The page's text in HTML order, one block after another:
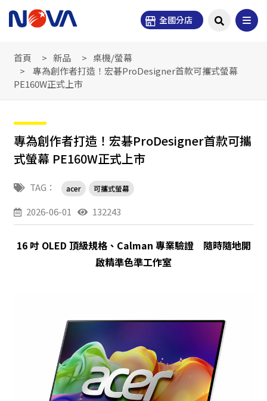
全國分店
首頁 新品
桌機/螢幕
專為創作者打造！宏碁ProDesigner首款可攜式螢幕
PE160W正式上市
專為創作者打造！宏碁ProDesigner首款可攜
式螢幕 PE160W正式上市
TAG： acer 可攜式螢幕
2026-06-01 132243
16 吋 OLED 頂級規格、Calman 專業驗證 隨時隨地開
啟精準色準工作室